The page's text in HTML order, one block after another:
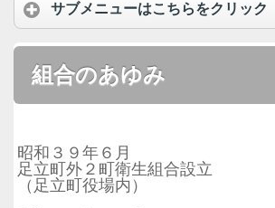
サブメニューはこちらをクリック
組合のあゆみ
昭和３９年６月
足立町外２町衛生組合設立
（足立町役場内）